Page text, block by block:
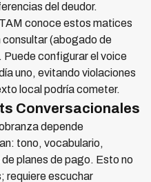
del deudor.
conoce estos matices
(abogado de
Puede configurar el voice
uno, evitando violaciones
local podría cometer.
Conversacionales
depende
tono, vocabulario,
planes de pago. Esto no
requiere escuchar